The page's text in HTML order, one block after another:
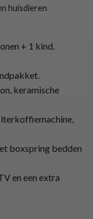
huisdieren
+ 1 kind.
keramische
boxspring bedden
en een extra